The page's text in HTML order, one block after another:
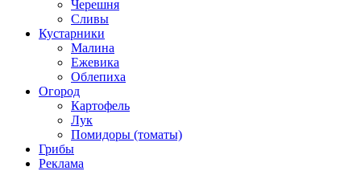
Черешня
Сливы
Кустарники
Малина
Ежевика
Облепиха
Огород
Картофель
Лук
Помидоры (томаты)
Грибы
Реклама